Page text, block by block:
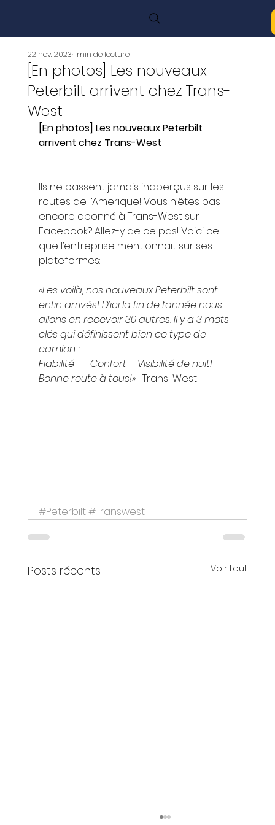
[En photos] Les nouveaux
Peterbilt arrivent chez Trans-
West
22 nov. 20231 min de lecture
[En photos] Les nouveaux Peterbilt
arrivent chez Trans-West
Ils ne passent jamais inaperçus sur les
routes de l’Amerique! Vous n’êtes pas
encore abonné à Trans-West sur
Facebook? Allez-y de ce pas! Voici ce
que l’entreprise mentionnait sur ses
plateformes:
«Les voilà, nos nouveaux Peterbilt sont
enfin arrivés! D’ici la fin de l’année nous
allons en recevoir 30 autres. Il y a 3 mots-
clés qui définissent bien ce type de
camion :
Fiabilité  –  Confort – Visibilité de nuit!
Bonne route à tous!» -Trans-West
#Peterbilt#Transwest
Posts récents Voir tout